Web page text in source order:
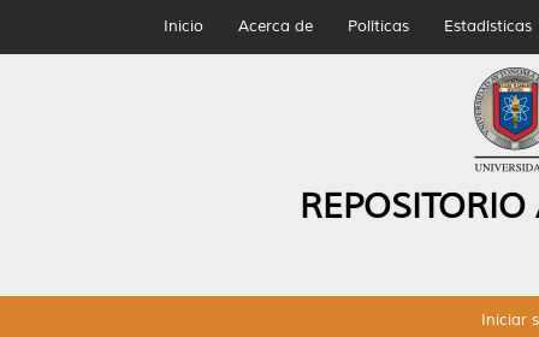
Inicio Acerca de Políticas Estadísticas
Iniciar